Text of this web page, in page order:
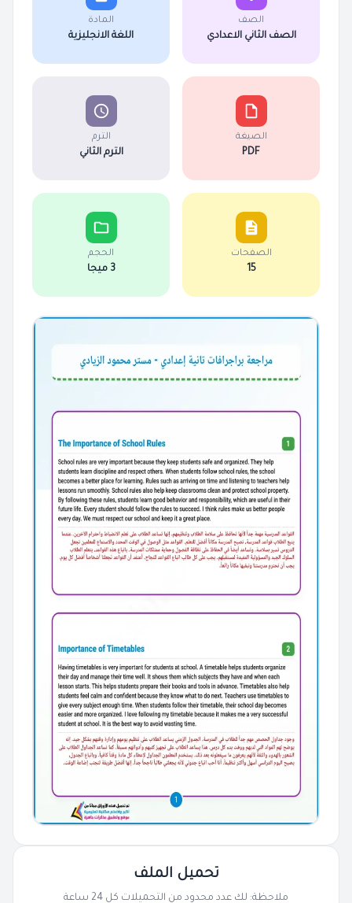
الصف
الصف الثاني الاعدادي
المادة
اللغة الانجليزية
الصيغة
PDF
الترم
الترم الثاني
الصفحات
15
الحجم
3 ميجا
تحميل الملف
ملاحظة: لك عدد محدود من التحميلات كل 24 ساعة